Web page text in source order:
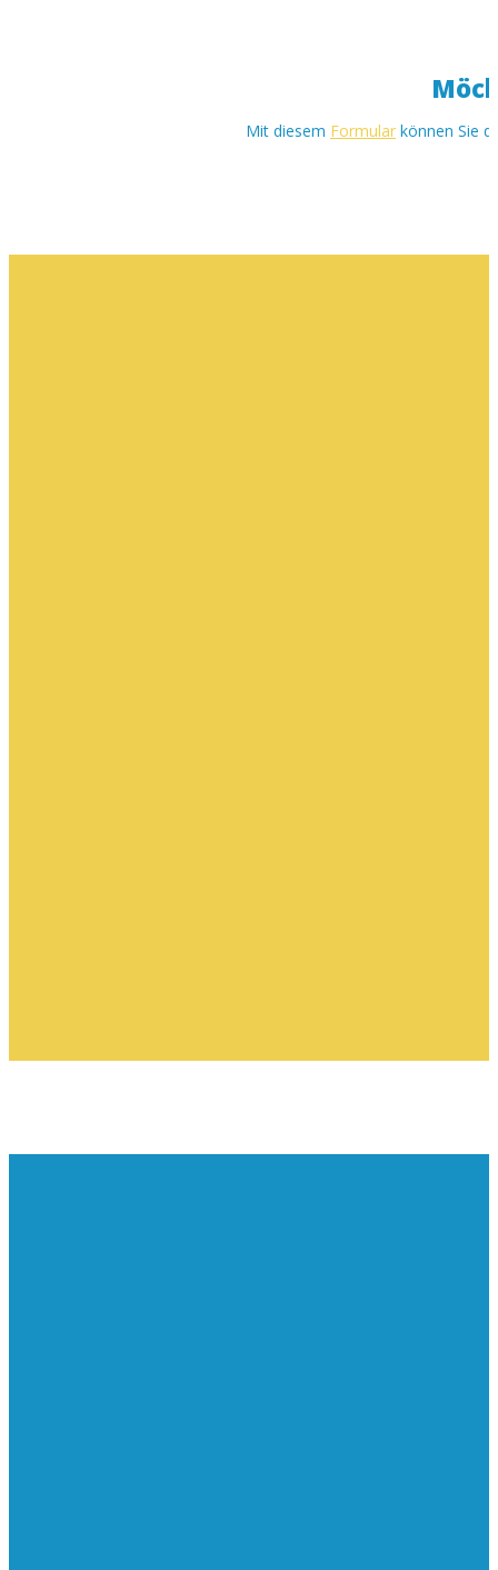
Mit diesem Formular können Sie